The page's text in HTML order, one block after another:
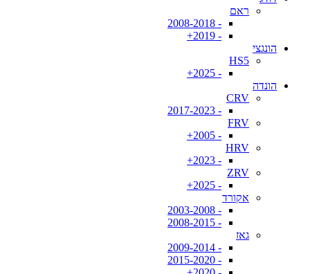
ראם
- 2008-2018
- 2019+
הונגצי
HS5
- 2025+
הונדה
CRV
- 2017-2023
FRV
- 2005+
HRV
- 2023+
ZRV
- 2025+
אקורד
- 2003-2008
- 2008-2015
גאז
- 2009-2014
- 2015-2020